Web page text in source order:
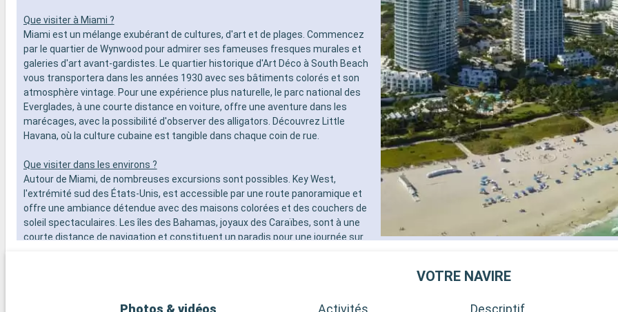
Que visiter à Miami ?
Miami est un mélange exubérant de cultures, d'art et de plages. Commencez
par le quartier de Wynwood pour admirer ses fameuses fresques murales et
galeries d'art avant-gardistes. Le quartier historique d'Art Déco à South Beach
vous transportera dans les années 1930 avec ses bâtiments colorés et son
atmosphère vintage. Pour une expérience plus naturelle, le parc national des
Everglades, à une courte distance en voiture, offre une aventure dans les
marécages, avec la possibilité d'observer des alligators. Découvrez Little
Havana, où la culture cubaine est tangible dans chaque coin de rue.
Que visiter dans les environs ?
Autour de Miami, de nombreuses excursions sont possibles. Key West,
l'extrémité sud des États-Unis, est accessible par une route panoramique et
offre une ambiance détendue avec des maisons colorées et des couchers de
soleil spectaculaires. Les îles des Bahamas, joyaux des Caraïbes, sont à une
courte distance de navigation et constituent un paradis pour une journée sur
VOTRE NAVIRE
Photos & vidéos Activités Descriptif